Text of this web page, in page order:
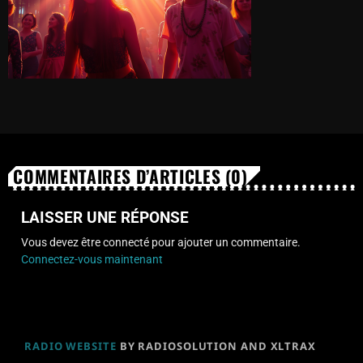
COMMENTAIRES D’ARTICLES (0)
LAISSER UNE RÉPONSE
Vous devez être connecté pour ajouter un commentaire.
Connectez-vous maintenant
RADIO WEBSITE BY RADIOSOLUTION AND XLTRAX